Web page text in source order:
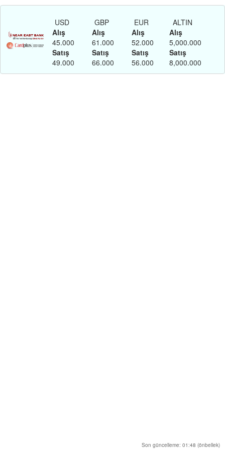
USD
Alış
45.000
Satış
49.000
GBP
Alış
61.000
Satış
66.000
EUR
Alış
52.000
Satış
56.000
ALTIN
Alış
5,000.000
Satış
8,000.000
Son güncelleme: 01:48 (önbellek)